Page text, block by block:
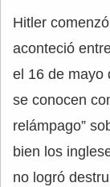
Hitler
aconteció
el 16 de mayo
se conocen
relámpago”
bien los
no logró